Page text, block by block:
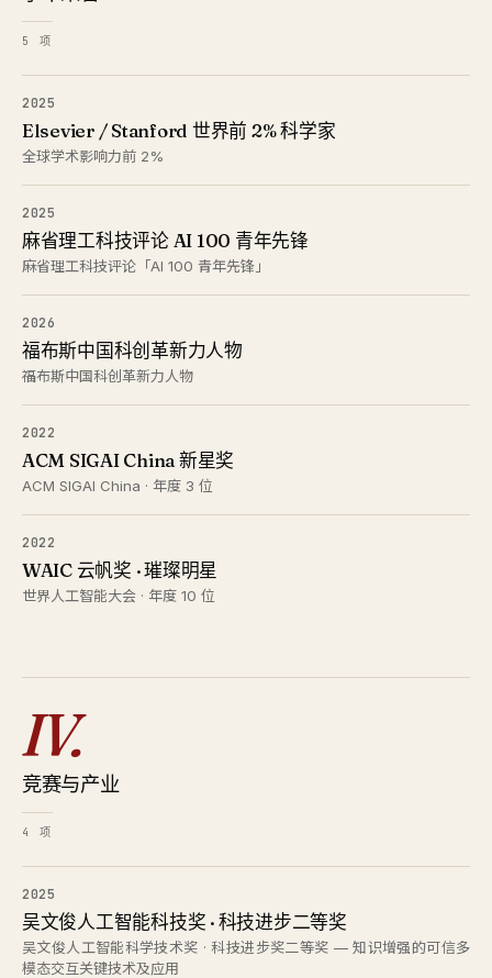
5 项
2025
Elsevier / Stanford 世界前 2% 科学家
全球学术影响力前 2%
2025
麻省理工科技评论 AI 100 青年先锋
麻省理工科技评论「AI 100 青年先锋」
2026
福布斯中国科创革新力人物
福布斯中国科创革新力人物
2022
ACM SIGAI China 新星奖
ACM SIGAI China · 年度 3 位
2022
WAIC 云帆奖 · 璀璨明星
世界人工智能大会 · 年度 10 位
IV.
竞赛与产业
4 项
2025
吴文俊人工智能科技奖 · 科技进步二等奖
吴文俊人工智能科学技术奖 · 科技进步奖二等奖 — 知识增强的可信多
模态交互关键技术及应用